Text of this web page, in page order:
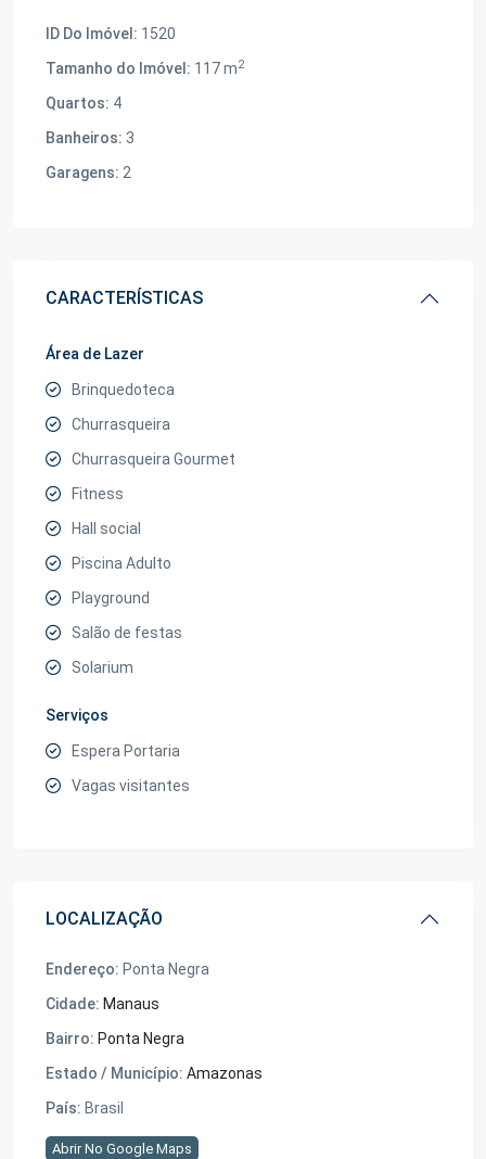
ID Do Imóvel: 1520
Tamanho do Imóvel: 117 m2
Quartos: 4
Banheiros: 3
Garagens: 2
CARACTERÍSTICAS
Área de Lazer
Brinquedoteca
Churrasqueira
Churrasqueira Gourmet
Fitness
Hall social
Piscina Adulto
Playground
Salão de festas
Solarium
Serviços
Espera Portaria
Vagas visitantes
LOCALIZAÇÃO
Endereço: Ponta Negra
Cidade: Manaus
Bairro: Ponta Negra
Estado / Município: Amazonas
País: Brasil
Abrir No Google Maps